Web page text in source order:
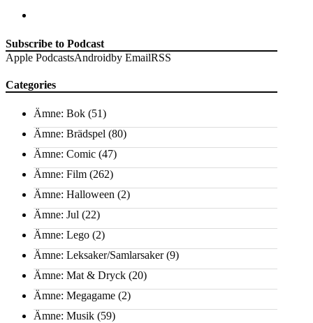
Subscribe to Podcast
Apple PodcastsAndroidby EmailRSS
Categories
Ämne: Bok (51)
Ämne: Brädspel (80)
Ämne: Comic (47)
Ämne: Film (262)
Ämne: Halloween (2)
Ämne: Jul (22)
Ämne: Lego (2)
Ämne: Leksaker/Samlarsaker(9)
Ämne: Mat & Dryck (20)
Ämne: Megagame (2)
Ämne: Musik (59)